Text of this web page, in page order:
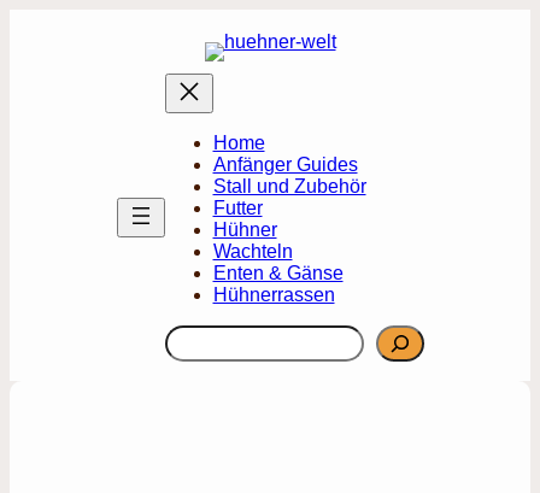
Home
Anfänger Guides
Stall und Zubehör
Futter
Hühner
Wachteln
Enten & Gänse
Hühnerrassen
Suchen